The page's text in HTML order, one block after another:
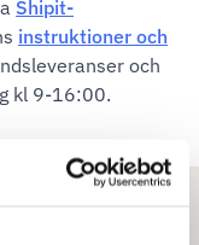
Shipit-
instruktioner och
och
kl 9-16:00.